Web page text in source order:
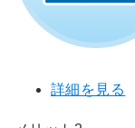
詳細を見る